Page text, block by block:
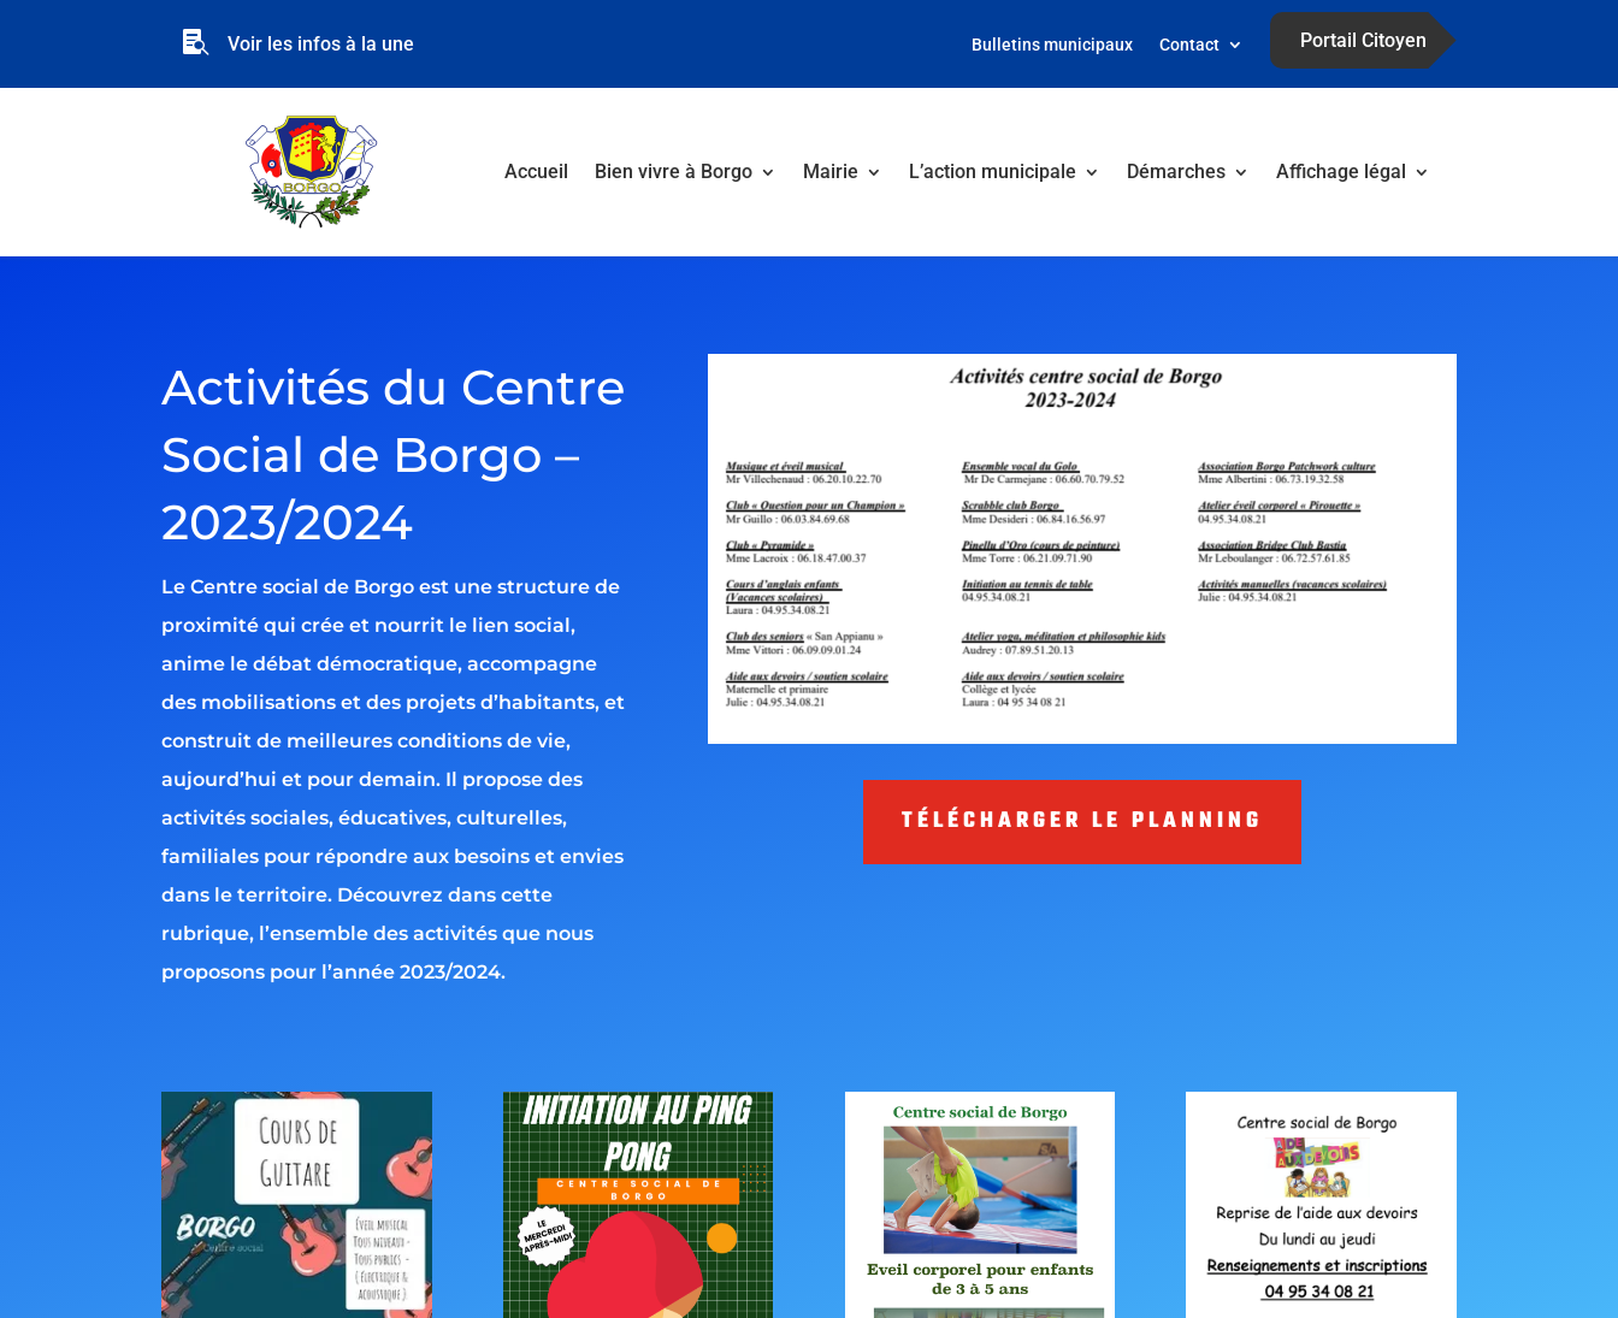
 Voir les infos à la une Bulletins municipaux Contact Portail Citoyen
Accueil Bien vivre à Borgo Mairie L’action municipale Démarches Affichage légal
Activités du Centre
Social de Borgo –
2023/2024
Le Centre social de Borgo est une structure de
proximité qui crée et nourrit le lien social,
anime le débat démocratique, accompagne
des mobilisations et des projets d’habitants, et
construit de meilleures conditions de vie,
aujourd’hui et pour demain. Il propose des
activités sociales, éducatives, culturelles,
familiales pour répondre aux besoins et envies
dans le territoire. Découvrez dans cette
rubrique, l’ensemble des activités que nous
proposons pour l’année 2023/2024.
TÉLÉCHARGER LE PLANNING